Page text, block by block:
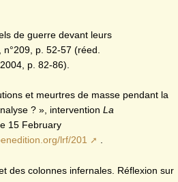
de guerre devant leurs
n°209, p. 52-57 (réed.
p. 82-86).
et meurtres de masse pendant la
? », intervention La
15 February
lrf/201
des colonnes infernales. Réflexion sur